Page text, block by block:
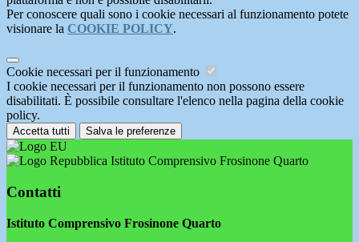
Per conoscere quali sono i cookie necessari al funzionamento potete
visionare la COOKIE POLICY.
Cookie necessari per il funzionamento
I cookie necessari per il funzionamento non possono essere
disabilitati. È possibile consultare l'elenco nella pagina della cookie
policy.
Accetta tutti Salva le preferenze
Istituto Comprensivo Frosinone Quarto
Contatti
Istituto Comprensivo Frosinone Quarto